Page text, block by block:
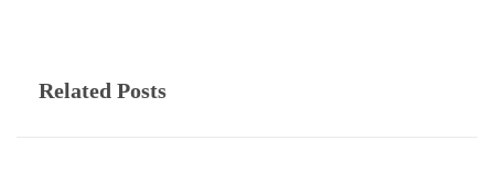
Related Posts